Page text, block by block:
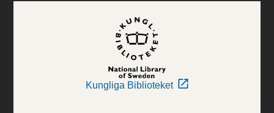
Kungliga Biblioteket